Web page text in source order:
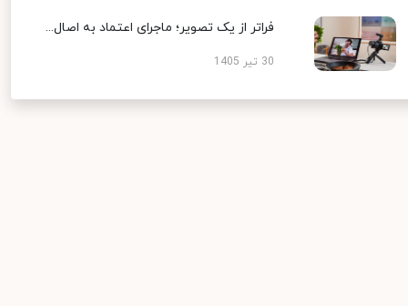
فراتر از یک تصویر؛ ماجرای اعتماد به اصال...
30 تیر 1405